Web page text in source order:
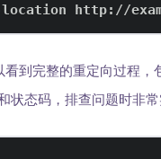
http://
看到完整的重定向过程，
状态码，排查问题时非常